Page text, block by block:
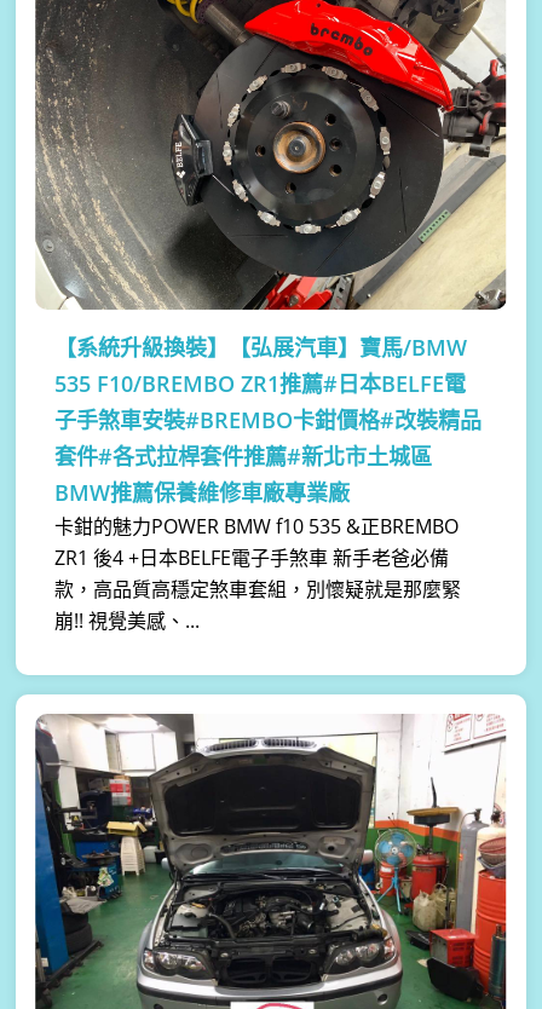
【系統升級換裝】
【弘展汽車】寶馬/BMW
535 F10/BREMBO ZR1推薦#日本BELFE電
子手煞車安裝#BREMBO卡鉗價格#改裝精品
套件#各式拉桿套件推薦#新北市土城區
BMW推薦保養維修車廠專業廠
卡鉗的魅力POWER BMW f10 535 &正BREMBO
ZR1 後4 +日本BELFE電子手煞車 新手老爸必備
款，高品質高穩定煞車套組，別懷疑就是那麼緊
崩!! 視覺美感、...